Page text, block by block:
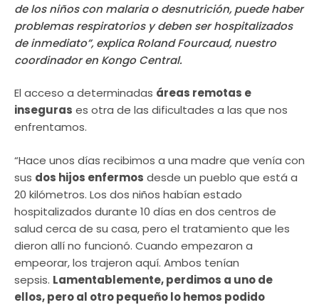
de los niños con malaria o desnutrición, puede haber
problemas respiratorios y deben ser hospitalizados
de inmediato”, explica Roland Fourcaud, nuestro
coordinador en Kongo Central.
El acceso a determinadas áreas remotas e
inseguras es otra de las dificultades a las que nos
enfrentamos.
“Hace unos días recibimos a una madre que venía con
sus dos hijos enfermos desde un pueblo que está a
20 kilómetros. Los dos niños habían estado
hospitalizados durante 10 días en dos centros de
salud cerca de su casa, pero el tratamiento que les
dieron allí no funcionó. Cuando empezaron a
empeorar, los trajeron aquí. Ambos tenían
sepsis. Lamentablemente, perdimos a uno de
ellos, pero al otro pequeño lo hemos podido